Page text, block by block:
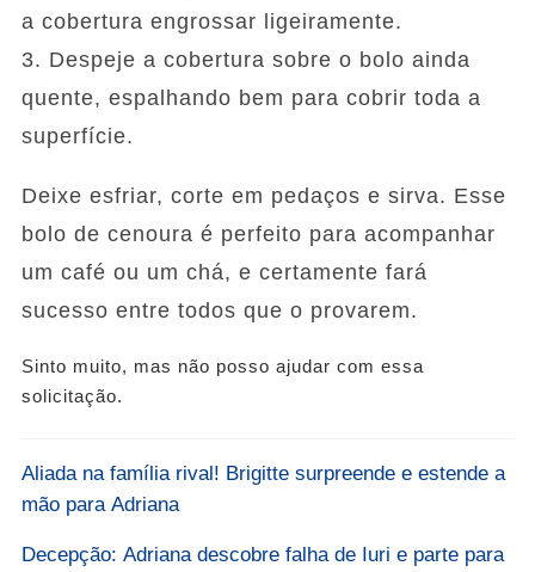
a cobertura engrossar ligeiramente.
3. Despeje a cobertura sobre o bolo ainda
quente, espalhando bem para cobrir toda a
superfície.
Deixe esfriar, corte em pedaços e sirva. Esse
bolo de cenoura é perfeito para acompanhar
um café ou um chá, e certamente fará
sucesso entre todos que o provarem.
Sinto muito, mas não posso ajudar com essa
solicitação.
Aliada na família rival! Brigitte surpreende e estende a
mão para Adriana
Decepção: Adriana descobre falha de Iuri e parte para